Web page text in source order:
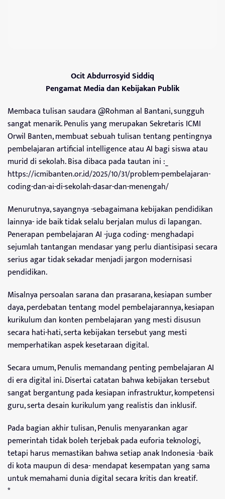
Ocit Abdurrosyid Siddiq
Pengamat Media dan Kebijakan Publik
Membaca tulisan saudara @Rohman al Bantani, sungguh
sangat menarik. Penulis yang merupakan Sekretaris ICMI
Orwil Banten, membuat sebuah tulisan tentang pentingnya
pembelajaran artificial intelligence atau AI bagi siswa atau
murid di sekolah. Bisa dibaca pada tautan ini :_
https://icmibanten.or.id/2025/10/31/problem-pembelajaran-
coding-dan-ai-di-sekolah-dasar-dan-menengah/
Menurutnya, sayangnya -sebagaimana kebijakan pendidikan
lainnya- ide baik tidak selalu berjalan mulus di lapangan.
Penerapan pembelajaran AI -juga coding- menghadapi
sejumlah tantangan mendasar yang perlu diantisipasi secara
serius agar tidak sekadar menjadi jargon modernisasi
pendidikan.
Misalnya persoalan sarana dan prasarana, kesiapan sumber
daya, perdebatan tentang model pembelajarannya, kesiapan
kurikulum dan konten pembelajaran yang mesti disusun
secara hati-hati, serta kebijakan tersebut yang mesti
memperhatikan aspek kesetaraan digital.
Secara umum, Penulis memandang penting pembelajaran AI
di era digital ini. Disertai catatan bahwa kebijakan tersebut
sangat bergantung pada kesiapan infrastruktur, kompetensi
guru, serta desain kurikulum yang realistis dan inklusif.
Pada bagian akhir tulisan, Penulis menyarankan agar
pemerintah tidak boleh terjebak pada euforia teknologi,
tetapi harus memastikan bahwa setiap anak Indonesia -baik
di kota maupun di desa- mendapat kesempatan yang sama
untuk memahami dunia digital secara kritis dan kreatif.
*